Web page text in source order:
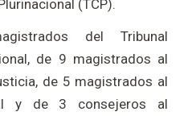
(TCP).
del Tribunal
de 9 magistrados al
de 5 magistrados al
y de 3 consejeros al